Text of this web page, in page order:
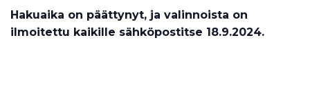
Hakuaika on päättynyt, ja valinnoista on
ilmoitettu kaikille sähköpostitse 18.9.2024.